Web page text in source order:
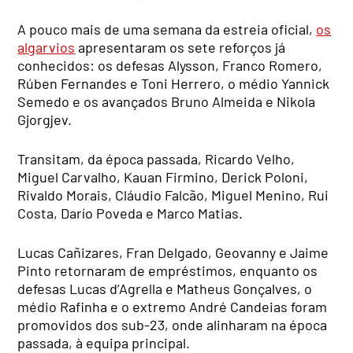
A pouco mais de uma semana da estreia oficial, os
algarvios apresentaram os sete reforços já
conhecidos: os defesas Alysson, Franco Romero,
Rúben Fernandes e Toni Herrero, o médio Yannick
Semedo e os avançados Bruno Almeida e Nikola
Gjorgjev.
Transitam, da época passada, Ricardo Velho,
Miguel Carvalho, Kauan Firmino, Derick Poloni,
Rivaldo Morais, Cláudio Falcão, Miguel Menino, Rui
Costa, Darío Poveda e Marco Matias.
Lucas Cañizares, Fran Delgado, Geovanny e Jaime
Pinto retornaram de empréstimos, enquanto os
defesas Lucas d’Agrella e Matheus Gonçalves, o
médio Rafinha e o extremo André Candeias foram
promovidos dos sub-23, onde alinharam na época
passada, à equipa principal.